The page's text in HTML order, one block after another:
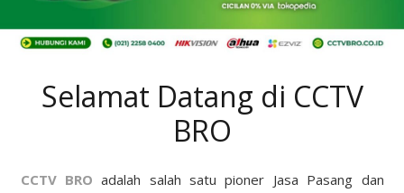
Selamat Datang di CCTV
BRO
CCTV BRO adalah salah satu pioner Jasa Pasang dan